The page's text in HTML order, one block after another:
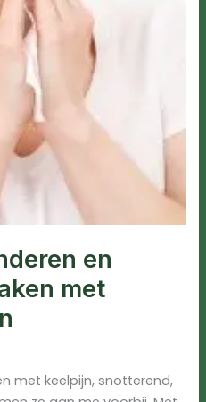
en
met
met keelpijn, snotterend,